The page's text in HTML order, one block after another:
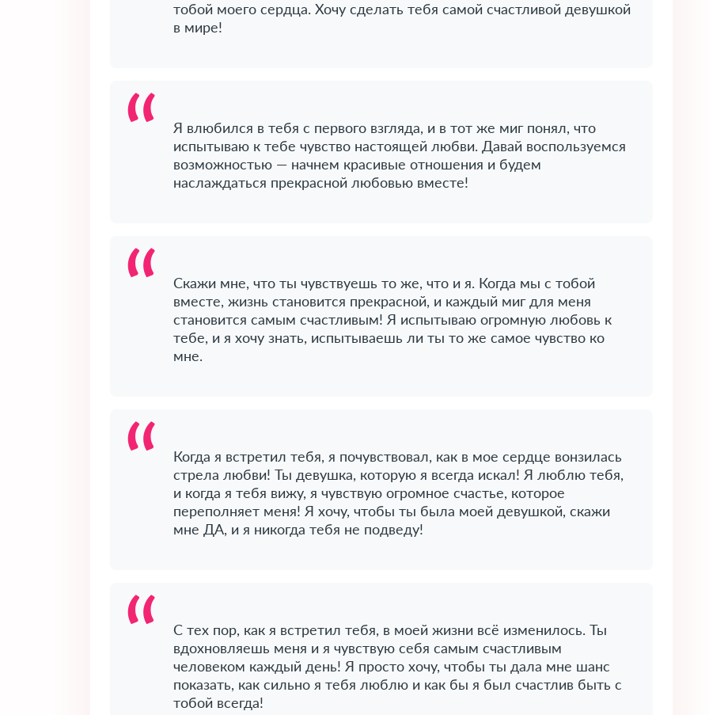
тобой моего сердца. Хочу сделать тебя самой счастливой девушкой
в мире!
Я влюбился в тебя с первого взгляда, и в тот же миг понял, что
испытываю к тебе чувство настоящей любви. Давай воспользуемся
возможностью — начнем красивые отношения и будем
наслаждаться прекрасной любовью вместе!
Скажи мне, что ты чувствуешь то же, что и я. Когда мы с тобой
вместе, жизнь становится прекрасной, и каждый миг для меня
становится самым счастливым! Я испытываю огромную любовь к
тебе, и я хочу знать, испытываешь ли ты то же самое чувство ко
мне.
Когда я встретил тебя, я почувствовал, как в мое сердце вонзилась
стрела любви! Ты девушка, которую я всегда искал! Я люблю тебя,
и когда я тебя вижу, я чувствую огромное счастье, которое
переполняет меня! Я хочу, чтобы ты была моей девушкой, скажи
мне ДА, и я никогда тебя не подведу!
С тех пор, как я встретил тебя, в моей жизни всё изменилось. Ты
вдохновляешь меня и я чувствую себя самым счастливым
человеком каждый день! Я просто хочу, чтобы ты дала мне шанс
показать, как сильно я тебя люблю и как бы я был счастлив быть с
тобой всегда!